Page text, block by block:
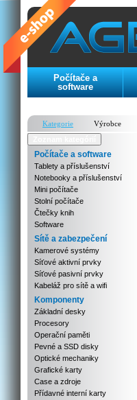
Počítače a
software
Kategorie
Výrobce
Počítače a software
Tablety a příslušenství
Notebooky a příslušenství
Mini počítače
Stolní počítače
Čtečky knih
Software
Sítě a zabezpečení
Kamerové systémy
Síťové aktivní prvky
Síťové pasivní prvky
Kabeláž pro sítě a wifi
Komponenty
Základní desky
Procesory
Operační paměti
Pevné a SSD disky
Optické mechaniky
Grafické karty
Case a zdroje
Přídavné interní karty